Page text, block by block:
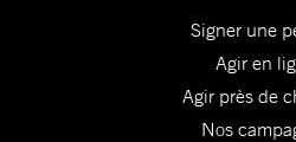
Signer une
Agir en
Agir près de
Nos